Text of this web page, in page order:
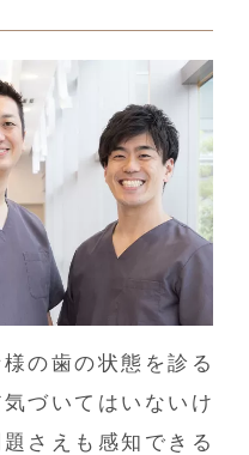
の歯の状態を診る
づいてはいないけ
さえも感知できる